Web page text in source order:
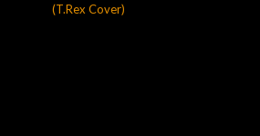
(T.Rex Cover)